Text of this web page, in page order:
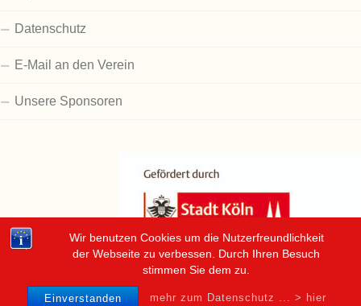
Wir benutzen Cookies um die Nutzerfreundlichkeit
der Webseite zu verbessen. Durch Ihren Besuch
stimmen Sie dem zu.
Einverstanden mehr zum Datenschutz ... > hier
Datenschutz
E-Mail an den Verein
Unsere Sponsoren